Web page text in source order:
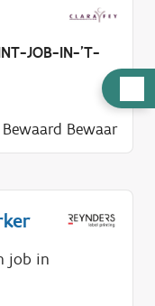
u
l
d
JOB-IN-'T-
Bewaard Bewaar
job in